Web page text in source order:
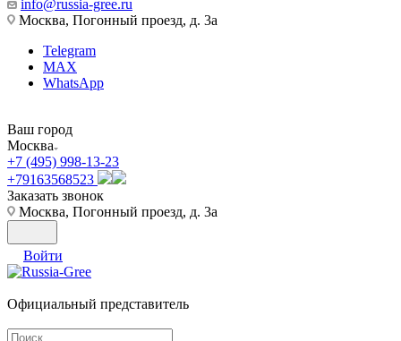
info@russia-gree.ru
Москва, Погонный проезд, д. 3а
Telegram
MAX
WhatsApp
Ваш город
Москва
+7 (495) 998-13-23
+79163568523
Заказать звонок
Москва, Погонный проезд, д. 3а
Войти
Официальный представитель